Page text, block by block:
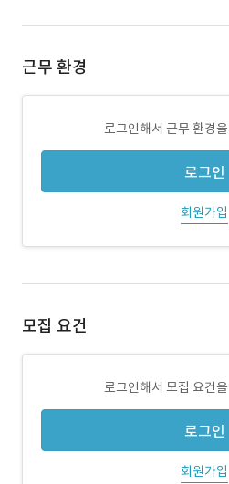
근무 환경
로그인해서 근무 환경
로그인
회원가입
모집 요건
로그인해서 모집 요건
로그인
회원가입